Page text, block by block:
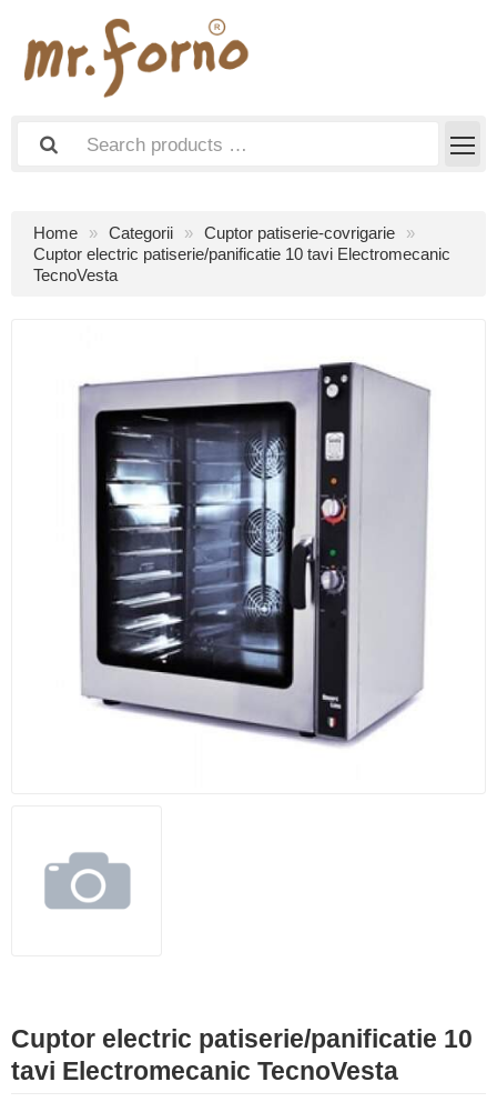
Home Categorii
Cuptor patiserie-covrigarie
Cuptor electric patiserie/panificatie 10 tavi Electromecanic
TecnoVesta
Cuptor electric patiserie/panificatie 10
tavi Electromecanic TecnoVesta